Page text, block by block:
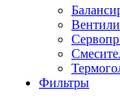
Фильтры